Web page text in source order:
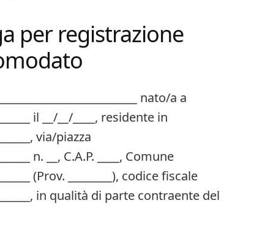
per registrazione
nato/a a
il __/__/____, residente in
via/piazza
n. __, C.A.P. ____, Comune
(Prov. ________), codice fiscale
in qualità di parte contraente del